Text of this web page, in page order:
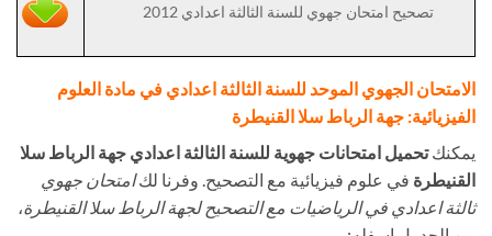
تصحيح امتحان جهوي للسنة الثالثة اعدادي 2012
الامتحان الجهوي الموحد للسنة الثالثة اعدادي في مادة العلوم
الفيزيائية: جهة الرباط سلا القنيطرة
يمكنكتحميل امتحانات جهوية للسنة الثالثة اعدادي جهة الرباط سلا
القنيطرة في علوم فيزيائية مع التصحيح. وفرنا لكامتحان جهوي
ثالثة اعدادي في الرياضيات مع التصحيح لجهة الرباط سلا القنيطرة،